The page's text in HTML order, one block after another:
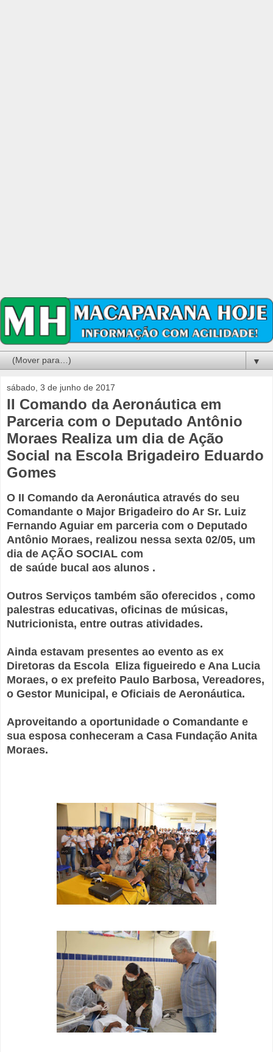
▼
sábado, 3 de junho de 2017
II Comando da Aeronáutica em
Parceria com o Deputado Antônio
Moraes Realiza um dia de Ação
Social na Escola Brigadeiro Eduardo
Gomes
O II Comando da Aeronáutica através do seu
Comandante o Major Brigadeiro do Ar Sr. Luiz
Fernando Aguiar em parceria com o Deputado
Antônio Moraes, realizou nessa sexta 02/05, um
dia de AÇÃO SOCIAL com
de saúde bucal aos alunos .
Outros Serviços também são oferecidos , como
palestras educativas, oficinas de músicas,
Nutricionista, entre outras atividades.
Ainda estavam presentes ao evento as ex
Diretoras da Escola Eliza figueiredo e Ana Lucia
Moraes, o ex prefeito Paulo Barbosa, Vereadores,
o Gestor Municipal, e Oficiais de Aeronáutica.
Aproveitando a oportunidade o Comandante e
sua esposa conheceram a Casa Fundação Anita
Moraes.